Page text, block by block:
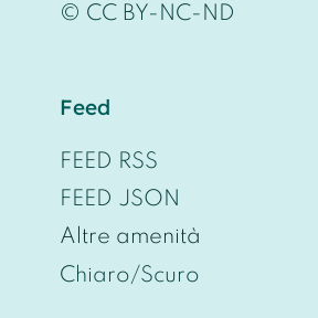
© CC BY-NC-ND
Feed
FEED RSS
FEED JSON
Altre amenità
Chiaro/Scuro